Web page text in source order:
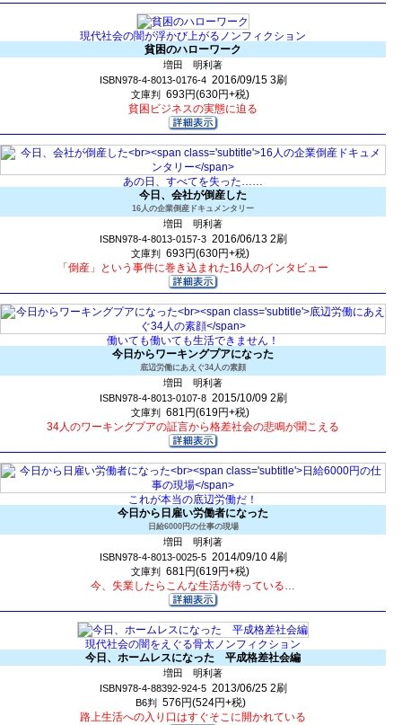
現代社会の闇が浮かび上がるノンフィクション
貧困のハローワーク
増田 明利著
ISBN978-4-8013-0176-4 2016/09/15 3刷
文庫判
693円(630円+税)
貧困ビジネスの実態に迫る
あの日、すべてを失った……
今日、会社が倒産した
16人の企業倒産ドキュメンタリー
増田 明利著
ISBN978-4-8013-0157-3 2016/06/13 2刷
文庫判
693円(630円+税)
「倒産」という事件に巻き込まれた16人のインタビュー
働いても働いても生活できません！
今日からワーキングプアになった
底辺労働にあえぐ34人の素顔
増田 明利著
ISBN978-4-8013-0107-8 2015/10/09 2刷
文庫判
681円(619円+税)
34人のワーキングプアの証言から格差社会の悲鳴が聞こえる
これが本当の底辺労働だ！
今日から日雇い労働者になった
日給6000円の仕事の現場
増田 明利著
ISBN978-4-8013-0025-5 2014/09/10 4刷
文庫判
681円(619円+税)
今、失業したらこんな生活が待っている…
現代社会の闇をえぐる骨太ノンフィクション
今日、ホームレスになった 平成格差社会編
増田 明利著
ISBN978-4-88392-924-5 2013/06/25 2刷
B6判
576円(524円+税)
路上生活への入り口はすぐそこに開かれている